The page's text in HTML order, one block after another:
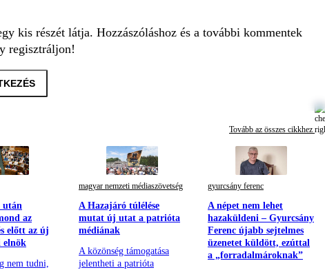
kis részét látja. Hozzászóláshoz és a további kommentek
regisztráljon!
Tovább az összes cikkhez
után
az
előtt az új
elnök
nem tudni,
magyar nemzeti médiaszövetség
A Hazajáró túlélése
mutat új utat a patrióta
médiának
A közönség támogatása
jelentheti a patrióta
gyurcsány ferenc
A népet nem lehet
hazaküldeni – Gyurcsány
Ferenc újabb sejtelmes
üzenetet küldött, ezúttal
a „forradalmároknak”